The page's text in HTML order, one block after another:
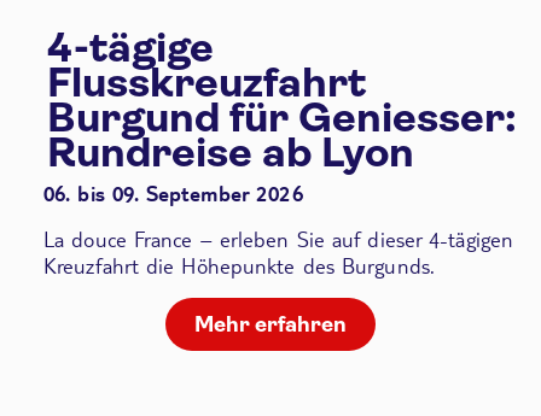
4-tägige
Flusskreuzfahrt
Burgund für Geniesser:
Rundreise ab Lyon
06. bis 09. September 2026
La douce France – erleben Sie auf dieser 4-tägigen
Kreuzfahrt die Höhepunkte des Burgunds.
Mehr erfahren